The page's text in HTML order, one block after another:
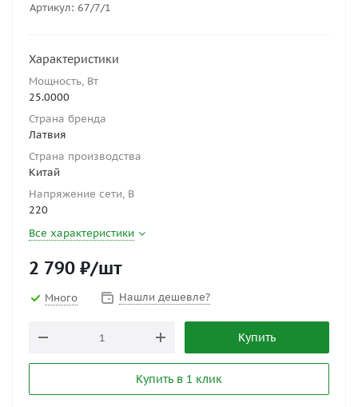
Артикул: 67/7/1
Характеристики
Мощность, Вт
25.0000
Страна бренда
Латвия
Страна производства
Китай
Напряжение сети, В
220
Все характеристики
2 790 ₽/шт
Много Нашли дешевле?
Купить
Купить в 1 клик